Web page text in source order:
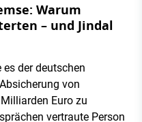
Warum
– und Jindal
der deutschen
von
Euro zu
vertraute Person